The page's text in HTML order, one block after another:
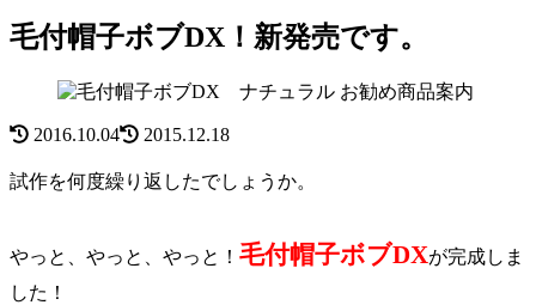
毛付帽子ボブDX！新発売です。
お勧め商品案内
2016.10.04 2015.12.18
試作を何度繰り返したでしょうか。
やっと、やっと、やっと！ 毛付帽子ボブDXが完成しま
した！